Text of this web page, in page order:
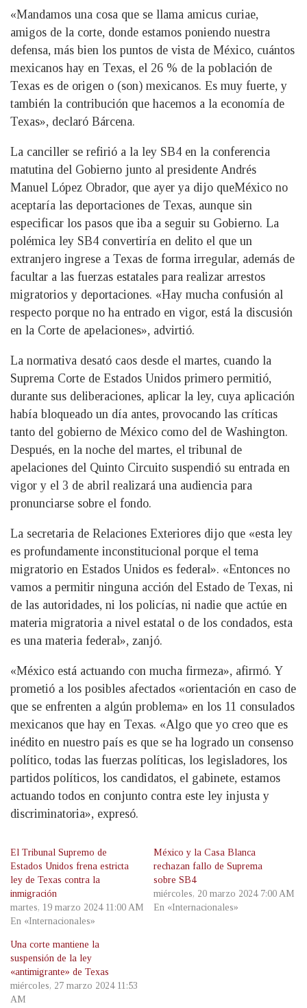
«Mandamos una cosa que se llama amicus curiae,
amigos de la corte, donde estamos poniendo nuestra
defensa, más bien los puntos de vista de México, cuántos
mexicanos hay en Texas, el 26 % de la población de
Texas es de origen o (son) mexicanos. Es muy fuerte, y
también la contribución que hacemos a la economía de
Texas», declaró Bárcena.
La canciller se refirió a la ley SB4 en la conferencia
matutina del Gobierno junto al presidente Andrés
Manuel López Obrador, que ayer ya dijo queMéxico no
aceptaría las deportaciones de Texas, aunque sin
especificar los pasos que iba a seguir su Gobierno. La
polémica ley SB4 convertiría en delito el que un
extranjero ingrese a Texas de forma irregular, además de
facultar a las fuerzas estatales para realizar arrestos
migratorios y deportaciones. «Hay mucha confusión al
respecto porque no ha entrado en vigor, está la discusión
en la Corte de apelaciones», advirtió.
La normativa desató caos desde el martes, cuando la
Suprema Corte de Estados Unidos primero permitió,
durante sus deliberaciones, aplicar la ley, cuya aplicación
había bloqueado un día antes, provocando las críticas
tanto del gobierno de México como del de Washington.
Después, en la noche del martes, el tribunal de
apelaciones del Quinto Circuito suspendió su entrada en
vigor y el 3 de abril realizará una audiencia para
pronunciarse sobre el fondo.
La secretaria de Relaciones Exteriores dijo que «esta ley
es profundamente inconstitucional porque el tema
migratorio en Estados Unidos es federal». «Entonces no
vamos a permitir ninguna acción del Estado de Texas, ni
de las autoridades, ni los policías, ni nadie que actúe en
materia migratoria a nivel estatal o de los condados, esta
es una materia federal», zanjó.
«México está actuando con mucha firmeza», afirmó. Y
prometió a los posibles afectados «orientación en caso de
que se enfrenten a algún problema» en los 11 consulados
mexicanos que hay en Texas. «Algo que yo creo que es
inédito en nuestro país es que se ha logrado un consenso
político, todas las fuerzas políticas, los legisladores, los
partidos políticos, los candidatos, el gabinete, estamos
actuando todos en conjunto contra este ley injusta y
discriminatoria», expresó.
El Tribunal Supremo de
Estados Unidos frena estricta
ley de Texas contra la
inmigración
martes, 19 marzo 2024 11:00 AM
En «Internacionales»
México y la Casa Blanca
rechazan fallo de Suprema
sobre SB4
miércoles, 20 marzo 2024 7:00 AM
En «Internacionales»
Una corte mantiene la
suspensión de la ley
«antimigrante» de Texas
miércoles, 27 marzo 2024 11:53
AM